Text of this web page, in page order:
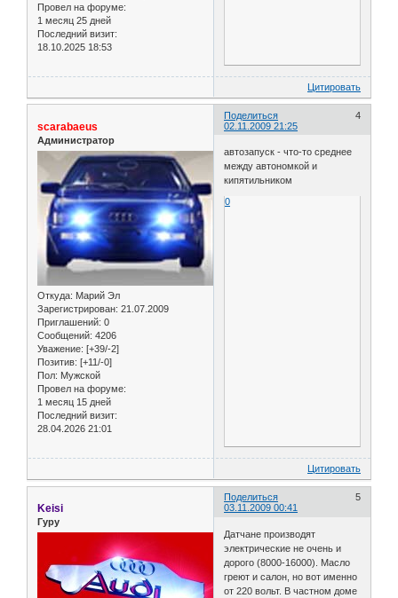
Провел на форуме:
1 месяц 25 дней
Последний визит:
18.10.2025 18:53
Цитировать
Поделиться
4
02.11.2009 21:25
scarabaeus
Администратор
Откуда: Марий Эл
Зарегистрирован: 21.07.2009
Приглашений: 0
Сообщений: 4206
Уважение: [+39/-2]
Позитив: [+11/-0]
Пол: Мужской
Провел на форуме:
1 месяц 15 дней
Последний визит:
28.04.2026 21:01
автозапуск - что-то среднее
между автономкой и
кипятильником
0
Цитировать
Поделиться
5
03.11.2009 00:41
Keisi
Гуру
Датчане производят
электрические не очень и
дорого (8000-16000). Масло
греют и салон, но вот именно
от 220 вольт. В частном доме